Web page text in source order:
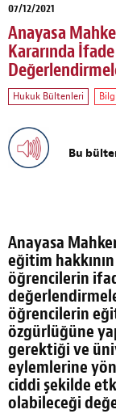
07/12/2021
Anayasa
Kararında
Hukuk Bültenleri
Bu
Anayasa
eğitim
öğrencilerin
öğrencilerin
özgürlüğüne
gerektiği ve
eylemlerine
ciddi şekilde
olabileceği